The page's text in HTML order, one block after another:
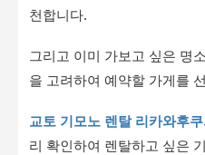
천합니다.
그리고 이미 가보고 싶은 명
을 고려하여 예약할 가게를
교토 기모노 렌탈 리카와후쿠
리 확인하여 렌탈하고 싶은